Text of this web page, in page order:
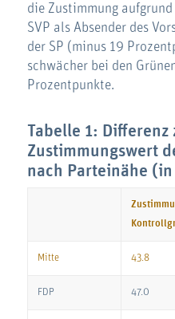
die Zustimmung
SVP als Absender des
der SP (minus 19
schwächer bei den
Prozentpunkte.
Tabelle 1: Differenz
Zustimmungswert
nach Parteinähe (in
Mitte 43.8
FDP 47.0